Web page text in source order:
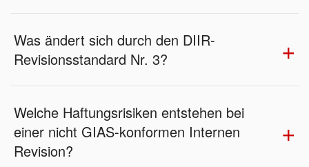
Was ändert sich durch den DIIR-
Revisionsstandard Nr. 3?
Welche Haftungsrisiken entstehen bei
einer nicht GIAS-konformen Internen
Revision?